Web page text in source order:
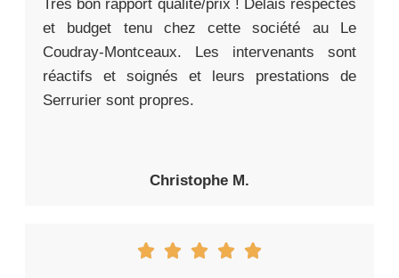
Très bon rapport qualité/prix ! Délais respectés
et budget tenu chez cette société au Le
Coudray-Montceaux. Les intervenants sont
réactifs et soignés et leurs prestations de
Serrurier sont propres.
Christophe M.